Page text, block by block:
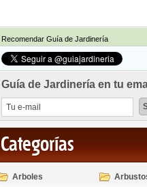
Recomendar Guía de Jardinería
Guía de Jardinería en tu
Categorías
Arboles